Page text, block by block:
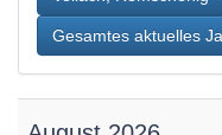
Sitemap
springen,
Accesskey
Gesamtes aktuelles